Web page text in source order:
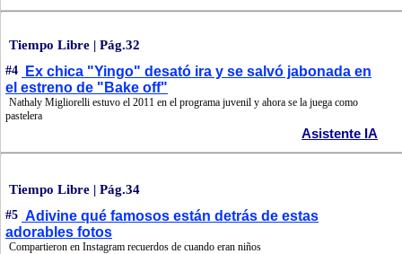
Tiempo Libre | Pág.32
#4
Ex chica "Yingo" desató ira y se salvó jabonada en
el estreno de "Bake off"
Nathaly Migliorelli estuvo el 2011 en el programa juvenil y ahora se la juega como
pastelera
Asistente IA
Tiempo Libre | Pág.34
#5 Adivine qué famosos están detrás de estas
adorables fotos
Compartieron en Instagram recuerdos de cuando eran niños